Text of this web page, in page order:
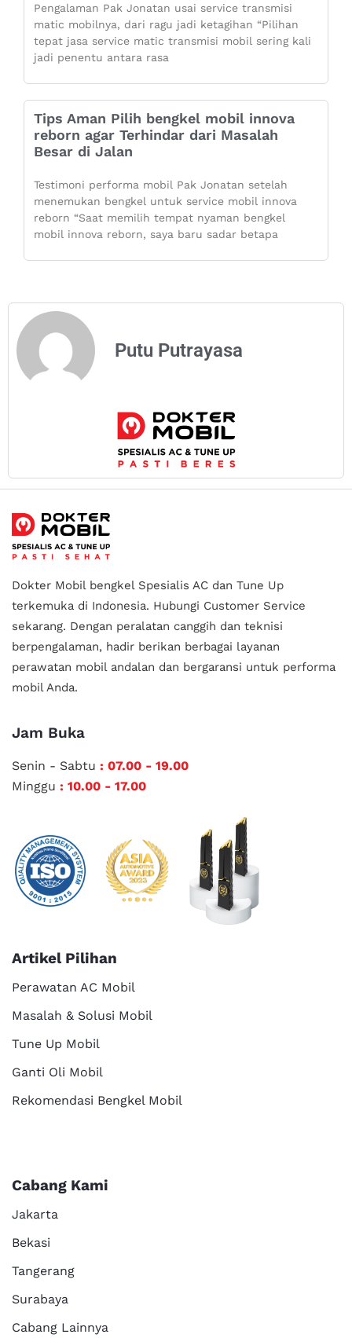
Pengalaman Pak Jonatan usai service transmisi
matic mobilnya, dari ragu jadi ketagihan “Pilihan
tepat jasa service matic transmisi mobil sering kali
jadi penentu antara rasa
Tips Aman Pilih bengkel mobil innova
reborn agar Terhindar dari Masalah
Besar di Jalan
Testimoni performa mobil Pak Jonatan setelah
menemukan bengkel untuk service mobil innova
reborn “Saat memilih tempat nyaman bengkel
mobil innova reborn, saya baru sadar betapa
Putu Putrayasa
Dokter Mobil bengkel Spesialis AC dan Tune Up
terkemuka di Indonesia. Hubungi Customer Service
sekarang. Dengan peralatan canggih dan teknisi
berpengalaman, hadir berikan berbagai layanan
perawatan mobil andalan dan bergaransi untuk performa
mobil Anda.
Jam Buka
Senin - Sabtu : 07.00 - 19.00
Minggu : 10.00 - 17.00
Artikel Pilihan
Perawatan AC Mobil
Masalah & Solusi Mobil
Tune Up Mobil
Ganti Oli Mobil
Rekomendasi Bengkel Mobil
Cabang Kami
Jakarta
Bekasi
Tangerang
Surabaya
Cabang Lainnya